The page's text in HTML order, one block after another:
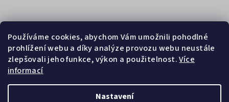
Používáme cookies, abychom Vám umožnili pohodlné
prohlížení webu a díky analýze provozu webu neustále
zlepšovali jeho funkce, výkon a použitelnost.Více
informací
Nastavení
Sledovat na Instagramu